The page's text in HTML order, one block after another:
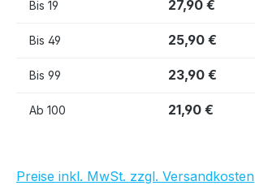
Bis 19 27,90 €
Bis 49 25,90 €
Bis 99 23,90 €
Ab 100 21,90 €
Preise inkl. MwSt. zzgl. Versandkosten